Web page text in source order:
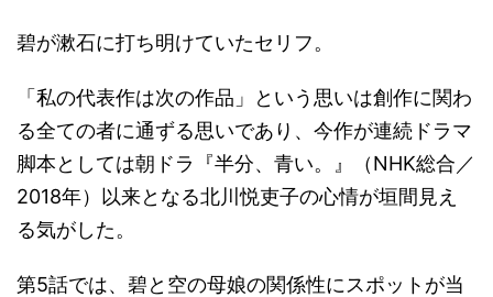
碧が漱石に打ち明けていたセリフ。
「私の代表作は次の作品」という思いは創作に関わ
る全ての者に通ずる思いであり、今作が連続ドラマ
脚本としては朝ドラ『半分、青い。』（NHK総合／
2018年）以来となる北川悦吏子の心情が垣間見え
る気がした。
第5話では、碧と空の母娘の関係性にスポットが当